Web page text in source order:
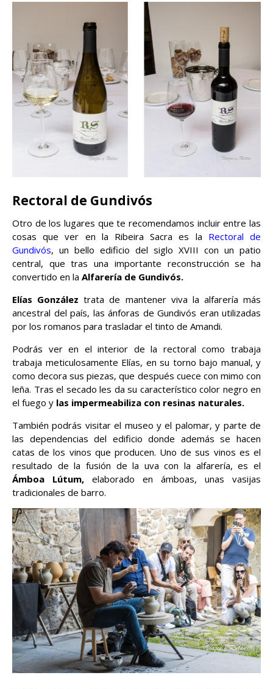
Rectoral de Gundivós
Otro de los lugares que te recomendamos incluir entre las
cosas que ver en la Ribeira Sacra es la Rectoral de
Gundivós, un bello edificio del siglo XVIII con un patio
central, que tras una importante reconstrucción se ha
convertido en la Alfarería de Gundivós.
Elías Gonzáleztrata de mantener viva la alfarería más
ancestral del país, las ánforas de Gundivós eran utilizadas
por los romanos para trasladar el tinto de Amandi.
Podrás ver en el interior de la rectoral como trabaja
trabaja meticulosamente Elías, en su torno bajo manual, y
como decora sus piezas, que después cuece con mimo con
leña. Tras el secado les da su característico color negro en
el fuego y las impermeabiliza con resinas naturales.
También podrás visitar el museo y el palomar, y parte de
las dependencias del edificio donde además se hacen
catas de los vinos que producen. Uno de sus vinos es el
resultado de la fusión de la uva con la alfarería, es el
Ámboa Lútum, elaborado en ámboas, unas vasijas
tradicionales de barro.